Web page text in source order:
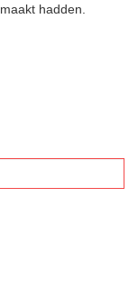
hadden.